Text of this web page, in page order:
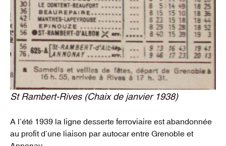
St Rambert-Rives (Chaix de janvier 1938)
A l’été 1939 la ligne desserte ferroviaire est abandonnée
au profit d’une liaison par autocar entre Grenoble et